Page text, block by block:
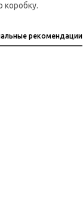
коробку.
рекомендации